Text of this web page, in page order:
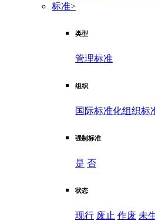
标准>
类型
管理标准
组织
国际标准化组织标
强制标准
是 否
状态
现行 废止 作废 未